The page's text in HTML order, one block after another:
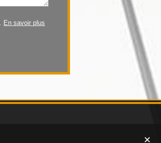
En savoir plus
✕